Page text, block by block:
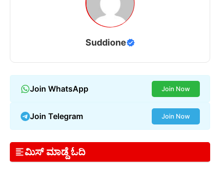
Suddione
Join WhatsApp Join Now
Join Telegram Join Now
ಮಿಸ್ ಮಾಡ್ದೆ ಓದಿ